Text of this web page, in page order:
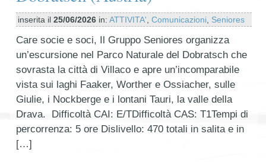
inserita il 25/06/2026 in: ATTIVITA' Comunicazioni Seniores
Care socie e soci, Il Gruppo Seniores organizza
un’escursione nel Parco Naturale del Dobratsch che
sovrasta la città di Villaco e apre un’incomparabile
vista sui laghi Faaker, Worther e Ossiacher, sulle
Giulie, i Nockberge e i lontani Tauri, la valle della
Drava. Difficoltà CAI: E/TDifficoltà CAS: T1Tempi di
percorrenza: 5 ore Dislivello: 470 totali in salita e in
[…]